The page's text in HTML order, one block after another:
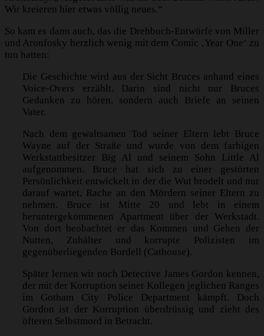
Wir kreieren hier etwas völlig neues.“
So kam es dann auch, das die Drehbuch-Entwürfe von Miller
und Aronfosky herzlich wenig mit dem Comic ‚Year One‘ zu
tun hatten:
Die Geschichte wird aus der Sicht Bruces anhand eines
Voice-Overs erzählt. Darin sind nicht nur Bruces
Gedanken zu hören, sondern auch Briefe an seinen
Vater.
Nach dem gewaltsamen Tod seiner Eltern lebt Bruce
Wayne auf der Straße und wurde von dem farbigen
Werkstattbesitzer Big Al und seinem Sohn Little Al
aufgenommen. Bruce hat sich zu einer gestörten
Persönlichkeit entwickelt in der die Wut brodelt und nur
darauf wartet, Rache an den Mördern seiner Eltern zu
nehmen. Bruce ist Mitte 20 und lebt in einem
heruntergekommenen Apartment über der Werkstadt.
Von dort beobachtet er das Kommen und Gehen der
Nutten, Zuhälter und korrupte Polizisten im
gegenüberliegenden Bordell (Cathouse).
Später lernen wir noch Detective James Gordon kennen,
der mit der Korruption seiner Kollegen jeglichen Ranges
im Gotham City Police Department kämpft. Doch
Gordon ist der Korruption überdrüssig und zieht des
öfteren Selbstmord in Betracht.